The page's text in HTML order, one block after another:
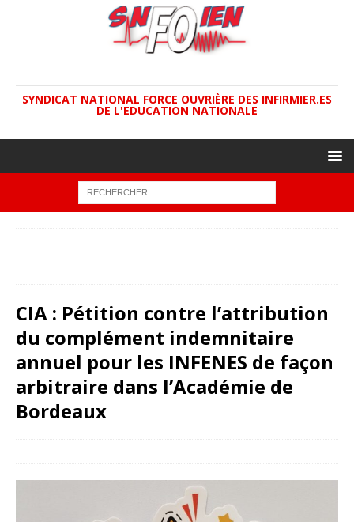
SYNDICAT NATIONAL FORCE OUVRIÈRE DES INFIRMIER.ES
DE L'EDUCATION NATIONALE
CIA : Pétition contre l’attribution
du complément indemnitaire
annuel pour les INFENES de façon
arbitraire dans l’Académie de
Bordeaux